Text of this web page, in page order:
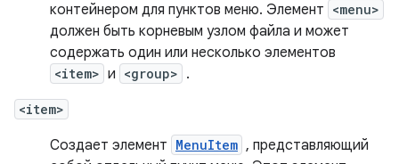
контейнером для пунктов меню. Элемент <menu>
должен быть корневым узлом файла и может
содержать один или несколько элементов
<item> и <group> .
<item>
Создает элемент MenuItem , представляющий